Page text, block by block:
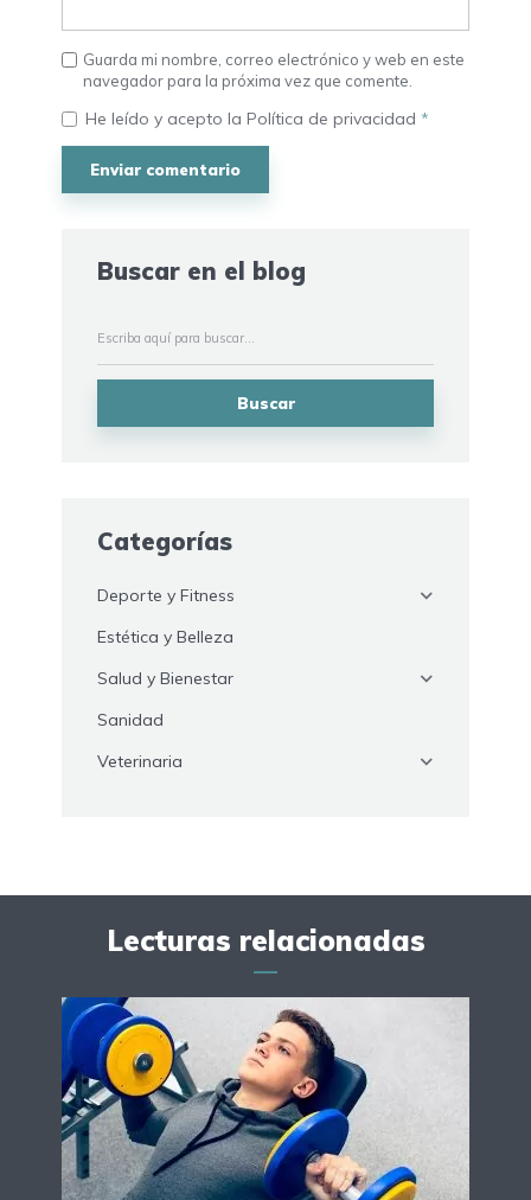
Guarda mi nombre, correo electrónico y web en este
navegador para la próxima vez que comente.
He leído y acepto la Política de privacidad *
Buscar en el blog
Buscar
Categorías
Deporte y Fitness
Estética y Belleza
Salud y Bienestar
Sanidad
Veterinaria
Lecturas relacionadas